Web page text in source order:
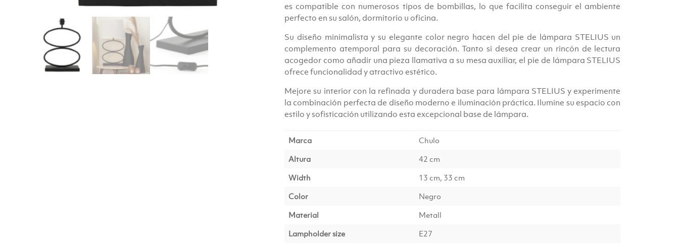
es compatible con numerosos tipos de bombillas, lo que facilita conseguir el ambiente
perfecto en su salón, dormitorio u oficina.
Su diseño minimalista y su elegante color negro hacen del pie de lámpara STELIUS un
complemento atemporal para su decoración. Tanto si desea crear un rincón de lectura
acogedor como añadir una pieza llamativa a su mesa auxiliar, el pie de lámpara STELIUS
ofrece funcionalidad y atractivo estético.
Mejore su interior con la refinada y duradera base para lámpara STELIUS y experimente
la combinación perfecta de diseño moderno e iluminación práctica. Ilumine su espacio con
estilo y sofisticación utilizando esta excepcional base de lámpara.
Marca
Chulo
Altura
42 cm
Width
13 cm, 33 cm
Color
Negro
Material
Metall
Lampholder size
E27